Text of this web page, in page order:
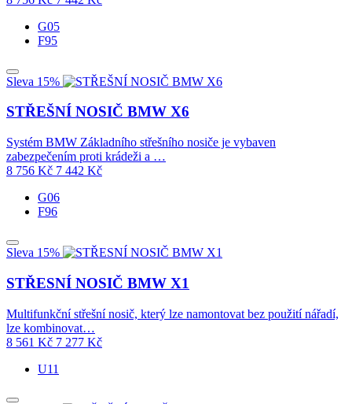
G05
F95
Sleva 15%
STŘEŠNÍ NOSIČ BMW X6
Systém BMW Základního střešního nosiče je vybaven
zabezpečením proti krádeži a …
8 756 Kč 7 442 Kč
G06
F96
Sleva 15%
STŘESNÍ NOSIČ BMW X1
Multifunkční střešní nosič, který lze namontovat bez použití nářadí,
lze kombinovat…
8 561 Kč 7 277 Kč
U11